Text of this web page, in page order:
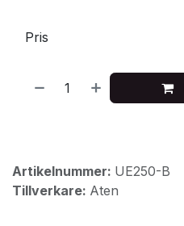
Pris
Artikelnummer: UE250-B
Tillverkare: Aten